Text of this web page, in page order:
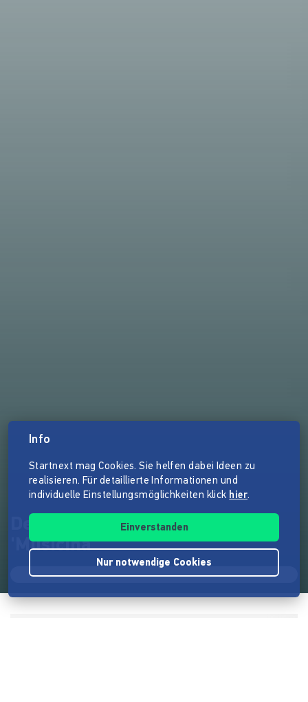
Debütalbum von AQUARIO:
'Musicina'
Info
Startnext mag Cookies. Sie helfen dabei Ideen zu
realisieren. Für detaillierte Informationen und
individuelle Einstellungsmöglichkeiten klick hier.
Einverstanden
Nur notwendige Cookies